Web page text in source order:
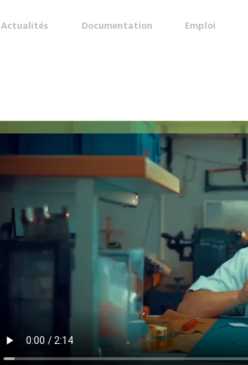
Actualités Documentation Emploi